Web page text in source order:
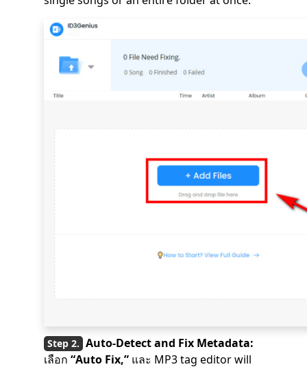
Auto-Detect and Fix Metadata:
เลือก “Auto Fix,” และ MP3 tag editor will